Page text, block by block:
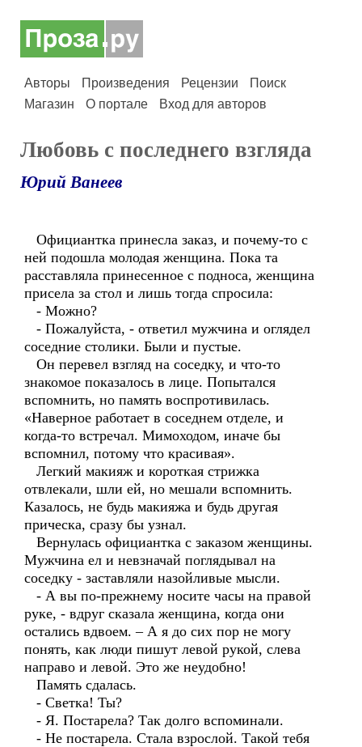
Авторы Произведения Рецензии
Поиск
Магазин
О портале Вход для авторов
Любовь с последнего взгляда
Юрий Ванеев
Официантка принесла заказ, и почему-то с
ней подошла молодая женщина. Пока та
расставляла принесенное с подноса, женщина
присела за стол и лишь тогда спросила:
- Можно?
- Пожалуйста, - ответил мужчина и оглядел
соседние столики. Были и пустые.
Он перевел взгляд на соседку, и что-то
знакомое показалось в лице. Попытался
вспомнить, но память воспротивилась.
«Наверное работает в соседнем отделе, и
когда-то встречал. Мимоходом, иначе бы
вспомнил, потому что красивая».
Легкий макияж и короткая стрижка
отвлекали, шли ей, но мешали вспомнить.
Казалось, не будь макияжа и будь другая
прическа, сразу бы узнал.
Вернулась официантка с заказом женщины.
Мужчина ел и невзначай поглядывал на
соседку - заставляли назойливые мысли.
- А вы по-прежнему носите часы на правой
руке, - вдруг сказала женщина, когда они
остались вдвоем. – А я до сих пор не могу
понять, как люди пишут левой рукой, слева
направо и левой. Это же неудобно!
Память сдалась.
- Светка! Ты?
- Я. Постарела? Так долго вспоминали.
- Не постарела. Стала взрослой. Такой тебя